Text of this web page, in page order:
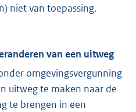
niet van toepassing.
van een uitweg
omgevingsvergunning
uitweg te maken naar de
te brengen in een